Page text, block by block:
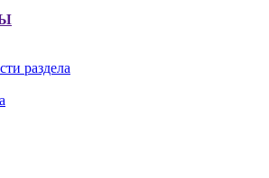
раздела